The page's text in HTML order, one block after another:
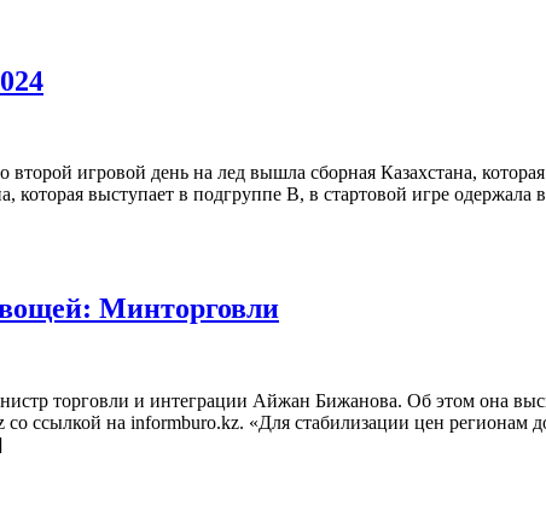
игровой день на лед вышла сборная Казахстана,
выступает в подгруппе В, в стартовой игре одержала
Минторговли
торговли и интеграции Айжан Бижанова. Об этом она
ссылкой на informburo.kz. «Для стабилизации цен регионам